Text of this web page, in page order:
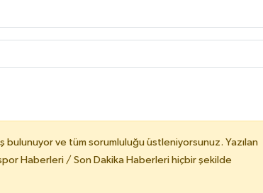
bulunuyor ve tüm sorumluluğu üstleniyorsunuz. Yazılan
Haberleri / Son Dakika Haberleri hiçbir şekilde